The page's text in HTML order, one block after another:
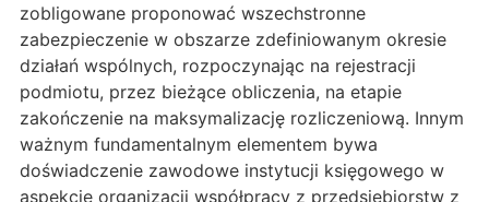
zobligowane proponować wszechstronne
zabezpieczenie w obszarze zdefiniowanym okresie
działań wspólnych, rozpoczynając na rejestracji
podmiotu, przez bieżące obliczenia, na etapie
zakończenie na maksymalizację rozliczeniową. Innym
ważnym fundamentalnym elementem bywa
doświadczenie zawodowe instytucji księgowego w
aspekcie organizacji współpracy z przedsiębiorstw z